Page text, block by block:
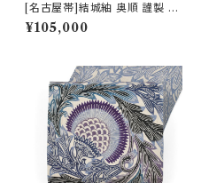
[名古屋帯]結城紬 奥順 謹製 型
紙捺染絣 装飾華文 八寸帯 正絹
日本製(商品番号:22496)
¥105,000